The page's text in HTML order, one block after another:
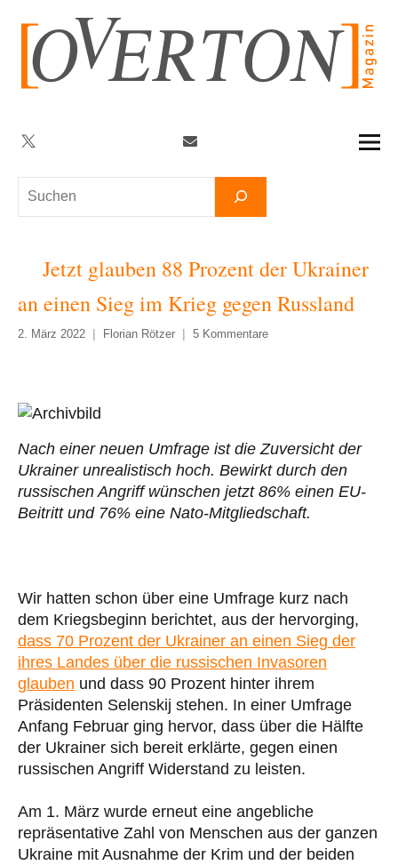
springen
Suchen
Twitter
Jetzt glauben 88 Prozent der Ukrainer
an einen Sieg im Krieg gegen Russland
2. März 2022 Florian Rötzer 5 Kommentare
Nach einer neuen Umfrage ist die Zuversicht der
Ukrainer unrealistisch hoch. Bewirkt durch den
russischen Angriff wünschen jetzt 86% einen EU-
Beitritt und 76% eine Nato-Mitgliedschaft.
Wir hatten schon über eine Umfrage kurz nach
dem Kriegsbeginn berichtet, aus der hervorging,
dass 70 Prozent der Ukrainer an einen Sieg der
ihres Landes über die russischen Invasoren
glauben und dass 90 Prozent hinter ihrem
Präsidenten Selenskij stehen. In einer Umfrage
Anfang Februar ging hervor, dass über die Hälfte
der Ukrainer sich bereit erklärte, gegen einen
russischen Angriff Widerstand zu leisten.
Am 1. März wurde erneut eine angebliche
repräsentative Zahl von Menschen aus der ganzen
Ukraine mit Ausnahme der Krim und der beiden